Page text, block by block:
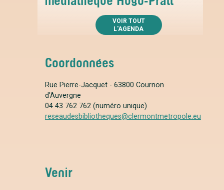
VOIR TOUT
L'AGENDA
Coordonnées
Rue Pierre-Jacquet - 63800 Cournon
d'Auvergne
04 43 762 762 (numéro unique)
reseaudesbibliotheques@clermontmetropole.eu
Venir